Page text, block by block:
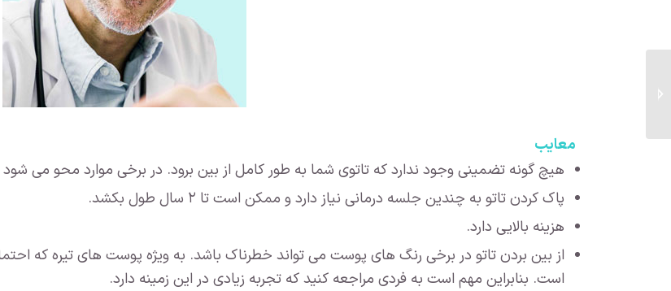
معایب
هیچ گونه تضمینی وجود ندارد که تاتوی شما به طور کامل از بین برود. در برخی موارد محو می شود
پاک کردن تاتو به چندین جلسه درمانی نیاز دارد و ممکن است تا ۲ سال طول بکشد.
هزینه بالایی دارد.
از بین بردن تاتو در برخی رنگ های پوست می تواند خطرناک باشد. به ویژه پوست های تیره که
است. بنابراین مهم است به فردی مراجعه کنید که تجربه زیادی در این زمینه دارد.